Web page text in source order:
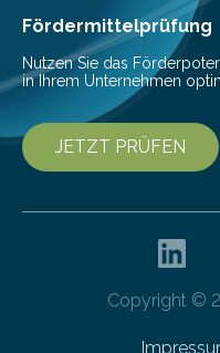
besser dämpft. Und das
von 20…
Fördermittelprüfung
Nutzen Sie das
in Ihrem Unternehmen
JETZT PRÜFEN
Copyright ©